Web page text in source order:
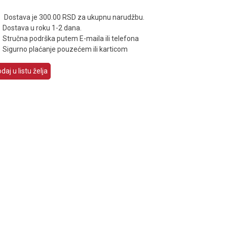
Dostava je 300.00 RSD za ukupnu narudžbu.
Dostava u roku 1-2 dana.
Stručna podrška putem E-maila ili telefona
Sigurno plaćanje pouzećem ili karticom
u listu želja